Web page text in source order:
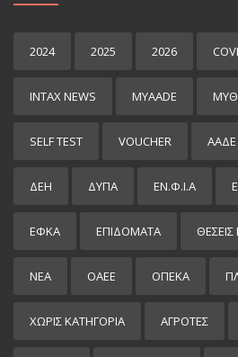
2024 2025 2026
INTAX NEWS MYAADE
SELF TEST VOUCHER ΑΑΔΕ
ΔΕΗ ΔΥΠΑ ΕΝ.Φ.Ι.Α
ΕΦΚΑ ΕΠΙΔΌΜΑΤΑ ΘΕΣΕΙΣ
ΝΕΑ ΟΑΕΕ ΟΠΕΚΑ
ΧΩΡΊΣ ΚΑΤΗΓΟΡΊΑ ΑΓΡΟΤΕΣ